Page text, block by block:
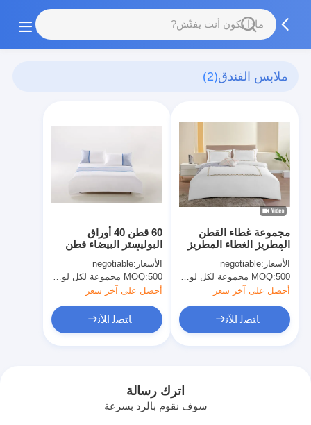
ملابس الفندق(2)
60 قطن 40 أوراق
البوليستر البيضاء قطن
بولي أوراق المجموعات
الفندق ملابس السرير
الأسعار:negotiable
MOQ:500 مجموعة لكل لون، قابل للتفاوض
أحصل على آخر سعر
ﺎﺘﺼﻟ ﺍﻶﻧ
مجموعة غطاء القطن
المطريز الغطاء المطريز
الأبيض المستدام غطاء
الغطاء
الأسعار:negotiable
MOQ:500 مجموعة لكل لون، قابل للتفاوض
أحصل على آخر سعر
ﺎﺘﺼﻟ ﺍﻶﻧ
اترك رسالة
سوف نقوم بالرد بسرعة